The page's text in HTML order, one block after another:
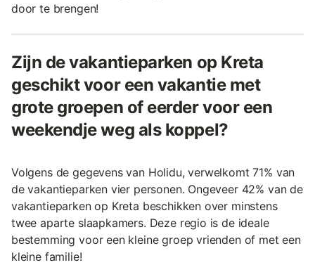
door te brengen!
Zijn de vakantieparken op Kreta
geschikt voor een vakantie met
grote groepen of eerder voor een
weekendje weg als koppel?
Volgens de gegevens van Holidu, verwelkomt 71% van
de vakantieparken vier personen. Ongeveer 42% van de
vakantieparken op Kreta beschikken over minstens
twee aparte slaapkamers. Deze regio is de ideale
bestemming voor een kleine groep vrienden of met een
kleine familie!